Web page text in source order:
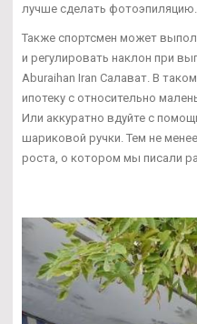
лучше сделать фотоэпиляцию.
Также спортсмен может
и регулировать наклон при
Aburaihan Iran Салават. В
ипотеку с относительно
Или аккуратно вдуйте с
шариковой ручки. Тем не
роста, о котором мы писали